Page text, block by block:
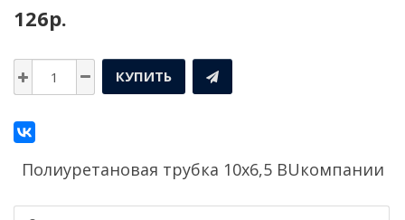
126р.
КУПИТЬ
Полиуретановая трубка 10х6,5 BUкомпании